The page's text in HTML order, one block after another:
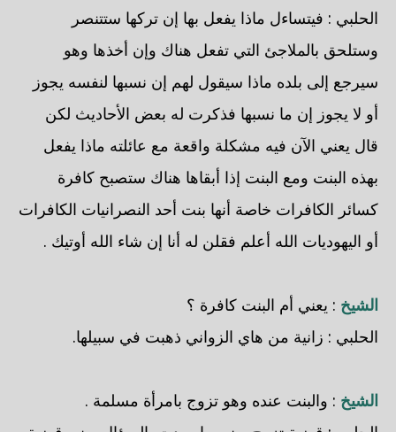
الحلبي : فيتساءل ماذا يفعل بها إن تركها ستتنصر
وستلحق بالملاجئ التي تفعل هناك وإن أخذها وهو
سيرجع إلى بلده ماذا سيقول لهم إن نسبها لنفسه يجوز
أو لا يجوز إن ما نسبها فذكرت له بعض الأحاديث لكن
قال يعني الآن فيه مشكلة واقعة مع عائلته ماذا يفعل
بهذه البنت ومع البنت إذا أبقاها هناك ستصبح كافرة
كسائر الكافرات خاصة أنها بنت أحد النصرانيات الكافرات
أو اليهوديات الله أعلم فقلن له أنا إن شاء الله أوتيك .
الشيخ : يعني أم البنت كافرة ؟
الحلبي : زانية من هاي الزواني ذهبت في سبيلها.
الشيخ : والبنت عنده وهو تزوج بامرأة مسلمة .